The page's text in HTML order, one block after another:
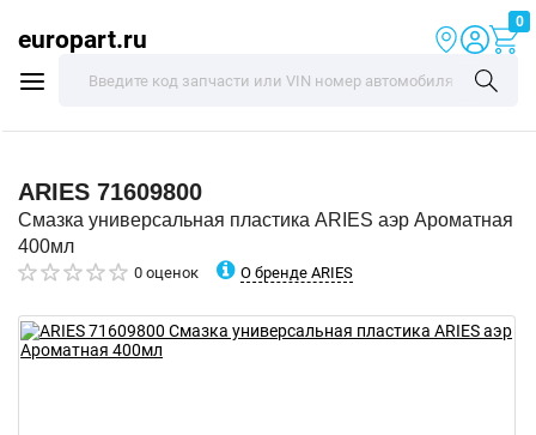
europart.ru
0
ARIES 71609800
Смазка универсальная пластика ARIES аэр Ароматная
400мл
0 оценок О бренде ARIES